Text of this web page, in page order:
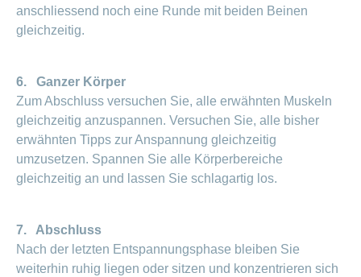
anschliessend noch eine Runde mit beiden Beinen
gleichzeitig.
6. Ganzer Körper
Zum Abschluss versuchen Sie, alle erwähnten Muskeln
gleichzeitig anzuspannen. Versuchen Sie, alle bisher
erwähnten Tipps zur Anspannung gleichzeitig
umzusetzen. Spannen Sie alle Körperbereiche
gleichzeitig an und lassen Sie schlagartig los.
7. Abschluss
Nach der letzten Entspannungsphase bleiben Sie
weiterhin ruhig liegen oder sitzen und konzentrieren sich